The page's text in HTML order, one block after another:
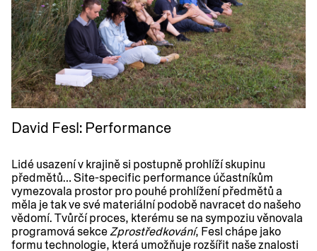
David Fesl: Performance
Lidé usazení v krajině si postupně prohlíží skupinu
předmětů… Site-specific performance účastníkům
vymezovala prostor pro pouhé prohlížení předmětů a
měla je tak ve své materiální podobě navracet do našeho
vědomí. Tvůrčí proces, kterému se na sympoziu věnovala
programová sekceZprostředkování, Fesl chápe jako
formu technologie, která umožňuje rozšířit naše znalosti